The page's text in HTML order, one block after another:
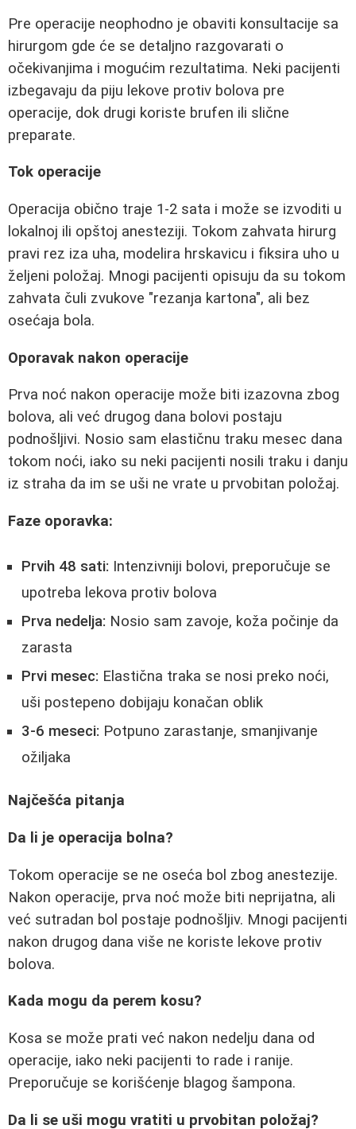
Pre operacije neophodno je obaviti konsultacije sa
hirurgom gde će se detaljno razgovarati o
očekivanjima i mogućim rezultatima. Neki pacijenti
izbegavaju da piju lekove protiv bolova pre
operacije, dok drugi koriste brufen ili slične
preparate.
Tok operacije
Operacija obično traje 1-2 sata i može se izvoditi u
lokalnoj ili opštoj anesteziji. Tokom zahvata hirurg
pravi rez iza uha, modelira hrskavicu i fiksira uho u
željeni položaj. Mnogi pacijenti opisuju da su tokom
zahvata čuli zvukove "rezanja kartona", ali bez
osećaja bola.
Oporavak nakon operacije
Prva noć nakon operacije može biti izazovna zbog
bolova, ali već drugog dana bolovi postaju
podnošljivi. Nosio sam elastičnu traku mesec dana
tokom noći, iako su neki pacijenti nosili traku i danju
iz straha da im se uši ne vrate u prvobitan položaj.
Faze oporavka:
Prvih 48 sati: Intenzivniji bolovi, preporučuje se
upotreba lekova protiv bolova
Prva nedelja: Nosio sam zavoje, koža počinje da
zarasta
Prvi mesec: Elastična traka se nosi preko noći,
uši postepeno dobijaju konačan oblik
3-6 meseci: Potpuno zarastanje, smanjivanje
ožiljaka
Najčešća pitanja
Da li je operacija bolna?
Tokom operacije se ne oseća bol zbog anestezije.
Nakon operacije, prva noć može biti neprijatna, ali
već sutradan bol postaje podnošljiv. Mnogi pacijenti
nakon drugog dana više ne koriste lekove protiv
bolova.
Kada mogu da perem kosu?
Kosa se može prati već nakon nedelju dana od
operacije, iako neki pacijenti to rade i ranije.
Preporučuje se korišćenje blagog šampona.
Da li se uši mogu vratiti u prvobitan položaj?